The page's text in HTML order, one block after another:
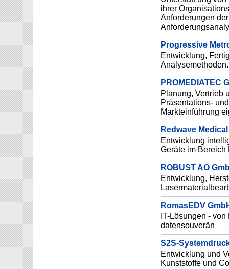
ihrer
Anforderungen
Progressive
Entwicklung,
Analysemethoden.
PROMEDIATEC
Planung, Vertrieb
Präsentations-
Markteinführung
Redwave
Entwicklung
Geräte im Bereich
ROBUST AO
Entwicklung,
RomasEDV
IT-Lösungen -
datensouverän
S2S-
Entwicklung und
Kunststoffe und